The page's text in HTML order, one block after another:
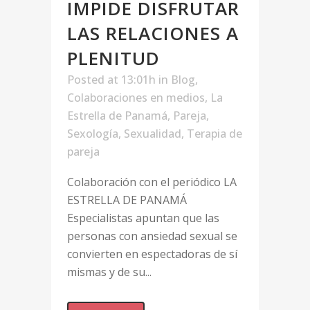
IMPIDE DISFRUTAR
LAS RELACIONES A
PLENITUD
Posted at 13:01h in Blog,
Colaboraciones en medios, La
Estrella de Panamá, Pareja,
Sexología, Sexualidad, Terapia de
pareja
Colaboración con el periódico LA
ESTRELLA DE PANAMÁ
Especialistas apuntan que las
personas con ansiedad sexual se
convierten en espectadoras de sí
mismas y de su...